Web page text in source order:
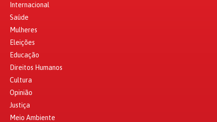
Internacional
Saúde
Mulheres
Eleições
Educação
Direitos Humanos
Cultura
Opinião
Justiça
Meio Ambiente